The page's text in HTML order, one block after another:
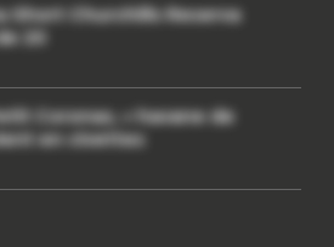
Short Churchills Reserva
20
Coronas, « havane de
en civettes